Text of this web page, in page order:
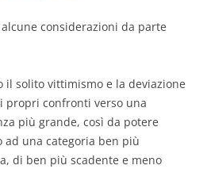
considerazioni da parte
il solito vittimismo e la deviazione
propri confronti verso una
più grande, così da potere
ad una categoria ben più
di ben più scadente e meno